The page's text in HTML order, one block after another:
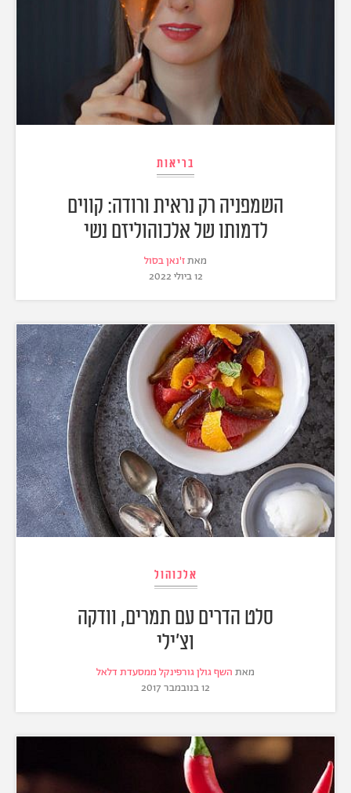
בריאות
השמפניה רק נראית ורודה: קווים
לדמותו של אלכוהוליזם נשי
מאתז'נאן בסול
12 ביולי 2022
אלכוהול
סלט הדרים עם תמרים, וודקה
וצ'ילי
מאת השף גולן גורפינקל ממסעדת דלאל
12 בנובמבר 2017